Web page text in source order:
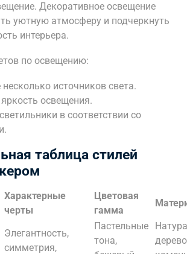
Декоративное освещение
уютную атмосферу и подчеркнуть
интерьера.
по освещению:
несколько источников света.
яркость освещения.
в соответствии со
таблица стилей
Характерные
черты
Цветовая
гамма
Элегантность,
симметрия,
Пастельные
тона,